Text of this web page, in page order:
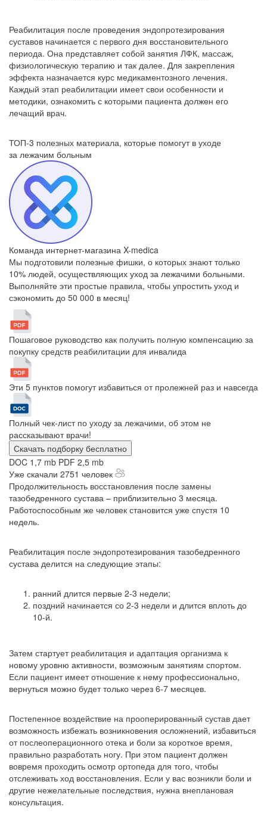
Реабилитация после проведения эндопротезирования
суставов начинается с первого дня восстановительного
периода. Она представляет собой занятия ЛФК, массаж,
физиологическую терапию и так далее. Для закрепления
эффекта назначается курс медикаментозного лечения.
Каждый этап реабилитации имеет свои особенности и
методики, ознакомить с которыми пациента должен его
лечащий врач.
ТОП-3 полезных материала, которые помогут в уходе
за лежачим больным
Команда интернет-магазина X-medica
Мы подготовили полезные фишки, о которых знают только
10% людей, осуществляющих уход за лежачими больными.
Выполняйте эти простые правила, чтобы упростить уход и
сэкономить до 50 000 в месяц!
Пошаговое руководство как получить полную компенсацию за
покупку средств реабилитации для инвалида
Эти 5 пунктов помогут избавиться от пролежней раз и навсегда
Полный чек-лист по уходу за лежачими, об этом не
рассказывают врачи!
Скачать подборку бесплатно
DOC 1,7 mb PDF 2,5 mb
Уже скачали 2751 человек
Продолжительность восстановления после замены
тазобедренного сустава – приблизительно 3 месяца.
Работоспособным же человек становится уже спустя 10
недель.
Реабилитация после эндопротезирования тазобедренного
сустава делится на следующие этапы:
ранний длится первые 2-3 недели;
поздний начинается со 2-3 недели и длится вплоть до
10-й.
Затем стартует реабилитация и адаптация организма к
новому уровню активности, возможным занятиям спортом.
Если пациент имеет отношение к нему профессионально,
вернуться можно будет только через 6-7 месяцев.
Постепенное воздействие на прооперированный сустав дает
возможность избежать возникновения осложнений, избавиться
от послеоперационного отека и боли за короткое время,
правильно разработать ногу. При этом пациент должен
вовремя проходить осмотр ортопеда для того, чтобы
отслеживать ход восстановления. Если у вас возникли боли и
другие нежелательные последствия, нужна внеплановая
консультация.